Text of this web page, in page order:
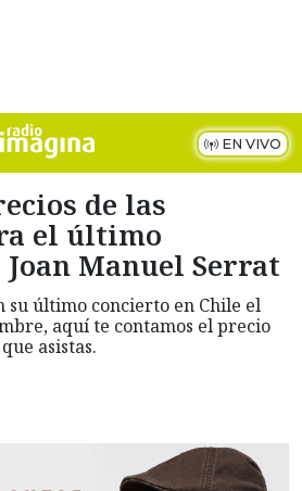
EN VIVO
de las
el último
Manuel Serrat
último concierto en Chile el
aquí te contamos el precio
asistas.